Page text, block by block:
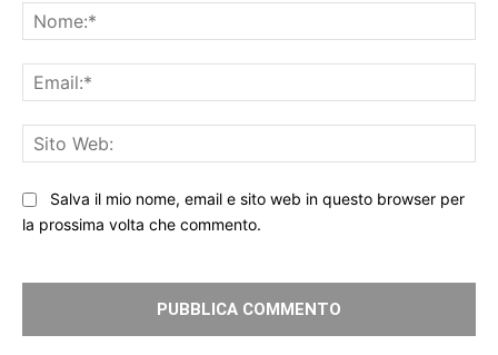
Salva il mio nome, email e sito web in questo browser per
la prossima volta che commento.